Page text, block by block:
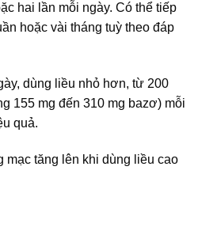
hai lần mỗi ngày. Có thể tiếp
hoặc vài tháng tuỳ theo đáp
dùng liều nhỏ hơn, từ 200
155 mg đến 310 mg bazơ) mỗi
quả.
mạc tăng lên khi dùng liều cao